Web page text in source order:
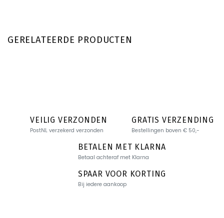
GERELATEERDE PRODUCTEN
VEILIG VERZONDEN
PostNL verzekerd verzonden
GRATIS VERZENDING
Bestellingen boven € 50,-
BETALEN MET KLARNA
Betaal achteraf met Klarna
SPAAR VOOR KORTING
Bij iedere aankoop